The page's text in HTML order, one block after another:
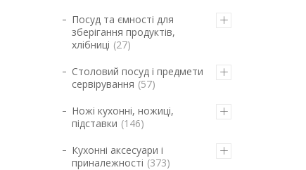
Посуд та ємності для
зберігання продуктів,
хлібниці 27
Столовий посуд і предмети
сервірування 57
Ножі кухонні, ножиці,
підставки 146
Кухонні аксесуари і
приналежності 373